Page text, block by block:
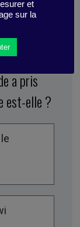
a pris
est-elle ?
et
sur la